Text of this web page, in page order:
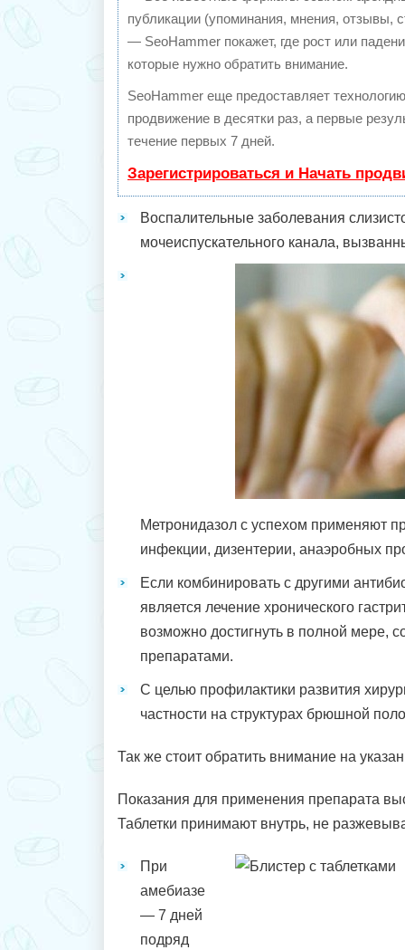
публикации (упоминания, мнения, отзывы,
— SeoHammer покажет, где рост или
которые нужно обратить внимание.
SeoHammer еще предоставляет
продвижение в десятки раз, а первые
течение первых 7 дней.
Зарегистрироваться и Начать
Воспалительные заболевания
мочеиспускательного канала,
Метронидазол с успехом применяют
инфекции, дизентерии, анаэробных
Если комбинировать с другими
является лечение хронического
возможно достигнуть в полной мере,
препаратами.
С целью профилактики развития
частности на структурах брюшной
Так же стоит обратить внимание на
Показания для применения препарата
Таблетки принимают внутрь, не
При
амебиазе
— 7 дней
подряд